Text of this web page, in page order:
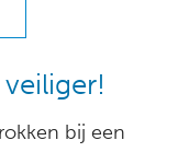
bij een